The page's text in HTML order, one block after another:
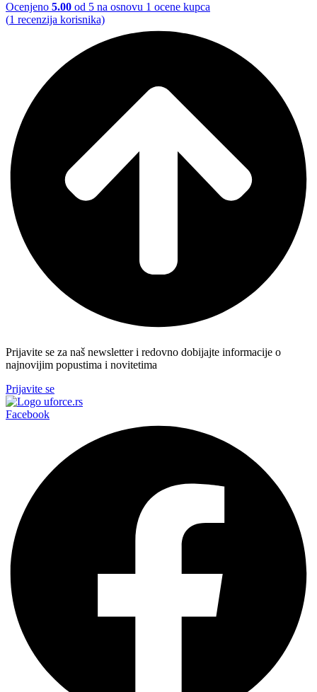
Ocenjeno 5.00 od 5 na osnovu 1 ocene kupca
(1 recenzija korisnika)
Prijavite se za naš newsletter i redovno dobijajte informacije o
najnovijim popustima i novitetima
Prijavite se
Facebook